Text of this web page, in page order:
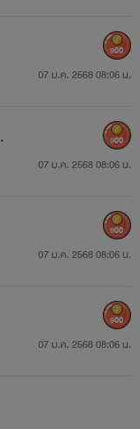
07 ม.ค. 2568 08:06 น.
900
07 ม.ค. 2568 08:06 น.
900
07 ม.ค. 2568 08:06 น.
900
07 ม.ค. 2568 08:06 น.
900